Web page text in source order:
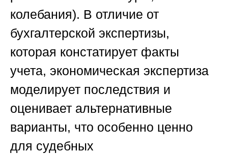
колебания). В отличие от
бухгалтерской экспертизы,
которая констатирует факты
учета, экономическая экспертиза
моделирует последствия и
оценивает альтернативные
варианты, что особенно ценно
для судебных